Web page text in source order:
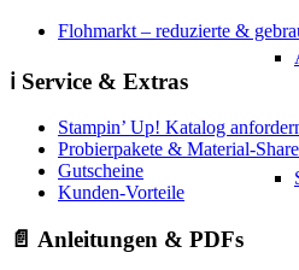
Flohmarkt – reduzierte &
ℹ️ Service & Extras
Stampin’ Up! Katalog
Probierpakete & Material-
Gutscheine
Kunden-Vorteile
📄 Anleitungen & PDFs